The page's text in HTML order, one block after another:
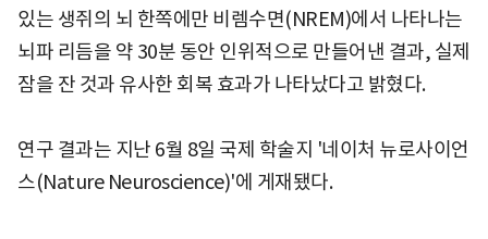
있는 생쥐의 뇌 한쪽에만 비렘수면(NREM)에서 나타나는
뇌파 리듬을 약 30분 동안 인위적으로 만들어낸 결과, 실제
잠을 잔 것과 유사한 회복 효과가 나타났다고 밝혔다.
연구 결과는 지난 6월 8일 국제 학술지 '네이처 뉴로사이언
스(Nature Neuroscience)'에 게재됐다.